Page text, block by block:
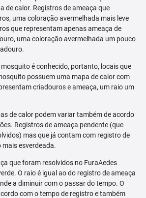
de calor. Registros de ameaça que
uma coloração avermelhada mais leve
que representam apenas ameaça de
uma coloração avermelhada um pouco
é conhecido, portanto, locais que
possuem uma mapa de calor com
criadouros e ameaça, um raio um
de calor podem variar também de acordo
Registros de ameaça pendente (que
mas que já contam com registro de
esverdeada.
que foram resolvidos no FuraAedes
O raio é igual ao do registro de ameaça
a diminuir com o passar do tempo. O
com o tempo de registro e também